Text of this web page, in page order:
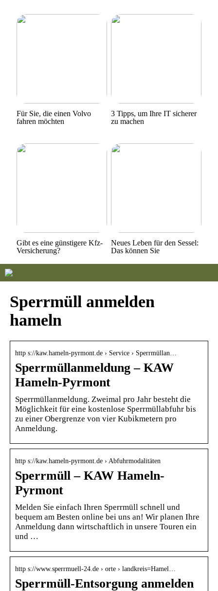
Für Sie, die einen Volvo
fahren möchten
3 Tipps, um Ihre IT sicherer
zu machen
Gibt es eine günstigere Kfz-
Versicherung?
Neues Leben für den Sessel:
Das können Sie
Sperrmüll anmelden
hameln
http s://kaw.hameln-pyrmont.de › Service › Sperrmüllan…
Sperrmüllanmeldung – KAW
Hameln-Pyrmont
Sperrmüllanmeldung. Zweimal pro Jahr besteht die
Möglichkeit für eine kostenlose Sperrmüllabfuhr bis
zu einer Obergrenze von vier Kubikmetern pro
Anmeldung.
http s://kaw.hameln-pyrmont.de › Abfuhrmodalitäten
Sperrmüll – KAW Hameln-
Pyrmont
Melden Sie einfach Ihren Sperrmüll schnell und
bequem am Besten online bei uns an! Wir planen Ihre
Anmeldung dann wirtschaftlich in unsere Touren ein
und …
http s://www.sperrmuell-24.de › orte › landkreis=Hamel…
Sperrmüll-Entsorgung anmelden